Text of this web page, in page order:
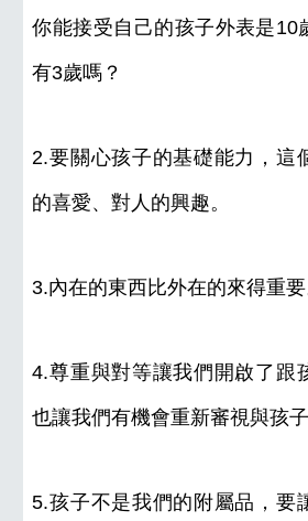
你能接受自己的孩子外表是10
有3歲嗎？
2.要關心孩子的基礎能力，這
的喜愛、對人的興趣。
3.內在的東西比外在的來得重要
4.尊重與對等讓我們開啟了跟
也讓我們有機會重新審視與孩
5.孩子不是我們的附屬品，要